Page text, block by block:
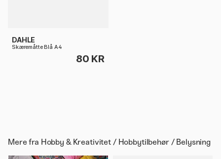
DAHLE
Skæremåtte Blå A4
80 KR
Mere fra Hobby & Kreativitet / Hobbytilbehør / Belysning